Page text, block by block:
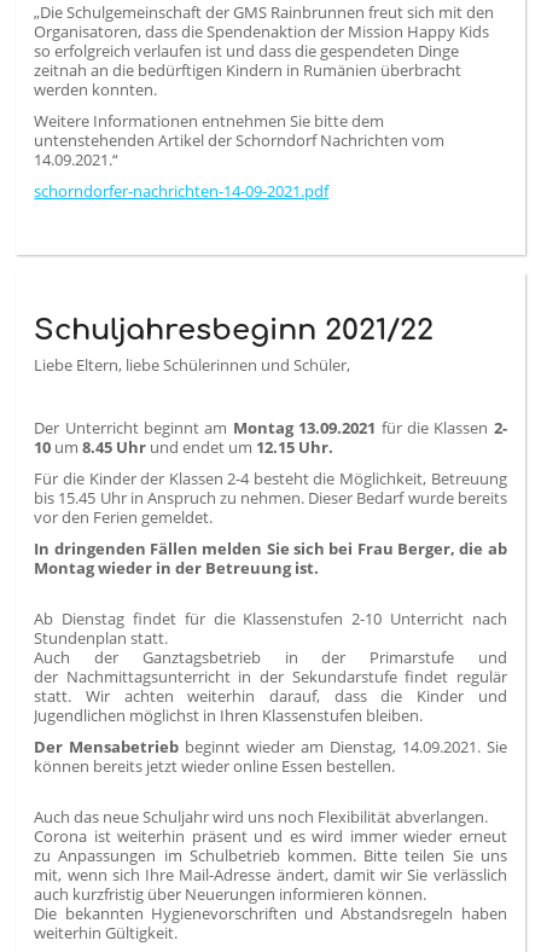
„Die Schulgemeinschaft der GMS Rainbrunnen freut sich mit den
Organisatoren, dass die Spendenaktion der Mission Happy Kids
so erfolgreich verlaufen ist und dass die gespendeten Dinge
zeitnah an die bedürftigen Kindern in Rumänien überbracht
werden konnten.
Weitere Informationen entnehmen Sie bitte dem
untenstehenden Artikel der Schorndorf Nachrichten vom
14.09.2021.“
schorndorfer-nachrichten-14-09-2021.pdf
Schuljahresbeginn 2021/22
Liebe Eltern, liebe Schülerinnen und Schüler,
Der Unterricht beginnt am Montag 13.09.2021 für die Klassen 2-
10 um8.45 Uhr und endet um 12.15 Uhr.
Für die Kinder der Klassen 2-4 besteht die Möglichkeit, Betreuung
bis 15.45 Uhr in Anspruch zu nehmen. Dieser Bedarf wurde bereits
vor den Ferien gemeldet.
In dringenden Fällen melden Sie sich bei Frau Berger, die ab
Montag wieder in der Betreuung ist.
Ab Dienstag findet für die Klassenstufen 2-10 Unterricht nach
Stundenplan statt.
Auch der Ganztagsbetrieb in der Primarstufe und
der Nachmittagsunterricht in der Sekundarstufe findet regulär
statt. Wir achten weiterhin darauf, dass die Kinder und
Jugendlichen möglichst in Ihren Klassenstufen bleiben.
Der Mensabetrieb beginnt wieder am Dienstag, 14.09.2021. Sie
können bereits jetzt wieder online Essen bestellen.
Auch das neue Schuljahr wird uns noch Flexibilität abverlangen.
Corona ist weiterhin präsent und es wird immer wieder erneut
zu Anpassungen im Schulbetrieb kommen. Bitte teilen Sie uns
mit, wenn sich Ihre Mail-Adresse ändert, damit wir Sie verlässlich
auch kurzfristig über Neuerungen informieren können.
Die bekannten Hygienevorschriften und Abstandsregeln haben
weiterhin Gültigkeit.